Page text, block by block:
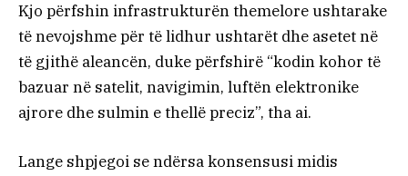
Kjo përfshin infrastrukturën themelore ushtarake
të nevojshme për të lidhur ushtarët dhe asetet në
të gjithë aleancën, duke përfshirë “kodin kohor të
bazuar në satelit, navigimin, luftën elektronike
ajrore dhe sulmin e thellë preciz”, tha ai.
Lange shpjegoi se ndërsa konsensusi midis